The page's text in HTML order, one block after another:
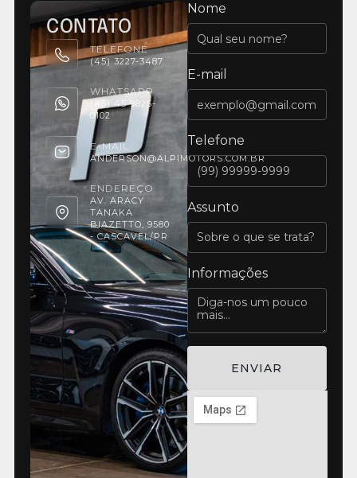
CONTATO
TELEFONE
(45) 3227-3487
WHATSAPP
(45) 45 9825-
0102
E-MAIL
ANDERSON@ALPIMOTORS.COM.BR
ENDEREÇO
AV. ARACY
TANAKA
BIAZETTO, 9580
- CASCAVEL/PR
Nome
E-mail
Telefone
Assunto
Informações
ENVIAR